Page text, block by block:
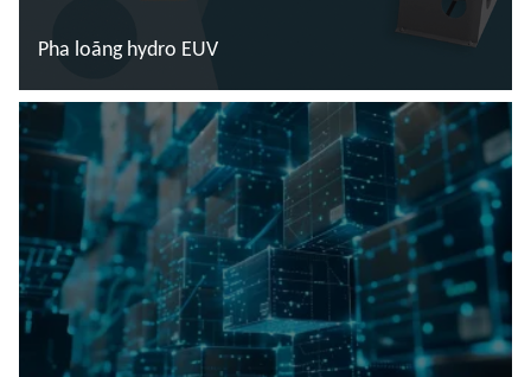
Pha loãng hydro EUV
Đọc thêm